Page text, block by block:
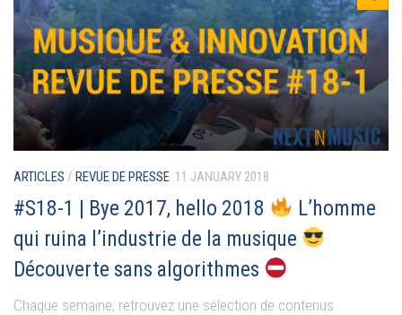
ARTICLES / REVUE DE PRESSE 11 JANUARY 2018
#S18-1 | Bye 2017, hello 2018
L’homme
qui ruina l’industrie de la musique
Découverte sans algorithmes
Chaque semaine, retrouvez une sélection de contenus